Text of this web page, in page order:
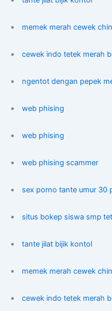
memek merah cewek
cewek indo tetek merah
ngentot dengan pepek
web phising
web phising
web phising scammer
sex porno tante umur 30
situs bokep siswa smp
tante jilat bijik kontol
memek merah cewek
cewek indo tetek merah